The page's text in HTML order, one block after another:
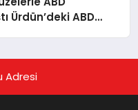
Ürdün’deki ABD
Adresi